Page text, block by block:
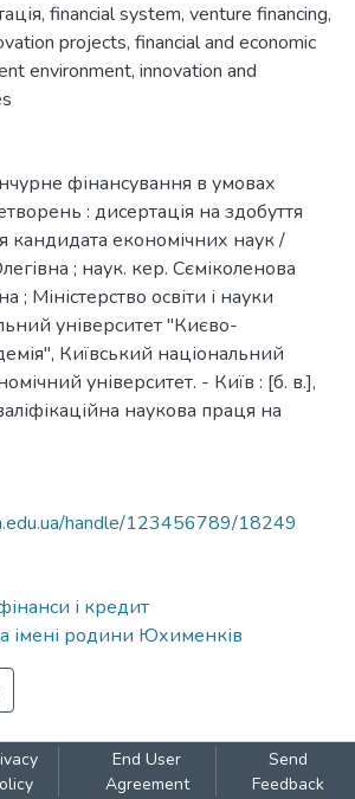
, financial system, venture financing,
projects, financial and economic
environment, innovation and
фінансування в умовах
: дисертація на здобуття
кандидата економічних наук /
; наук. кер. Сєміколенова
; Міністерство освіти і науки
університет "Києво-
Київський національний
університет. - Київ : [б. в.],
наукова праця на
handle/123456789/18249
і кредит
імені родини Юхименків
End User
Agreement
Send
Feedback